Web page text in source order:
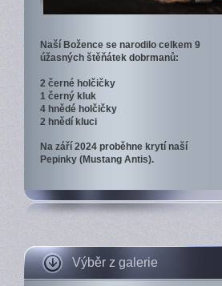
Naší Božence se narodilo celkem 9
úžasných štěňátek dobrmanů:
2 černé holčičky
1 černý kluk
4 hnědé holčičky
2 hnědí kluci
Na září 2024 proběhne krytí naší
Pepinky (Mustang Antis).
Výběr z galerie